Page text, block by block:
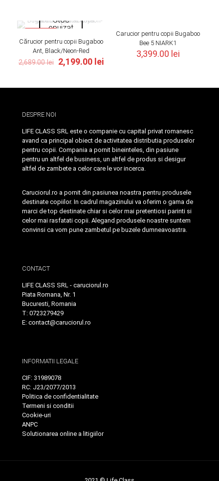
Stoc
epuizat
Cărucior pentru copii Bugaboo
Ant, Black/Neon-Red
2,689.00lei
Original
2,689.00 lei.
2,199.00 leiCurrent
2,199.00 lei.
Carucior pentru copii Bugaboo
Bee 5 NIARK1
3,399.00 lei
DESPRE NOI
LIFE CLASS SRL este o companie cu capital privat romanesc
avand ca principal obiect de activitatea distributia produselor
pentru copii. Compania a pornit bineinteles, din pasiune
pentru un altfel de business, un altfel de produs si desigur
altfel de zambete a celor care le vor incerca.
Caruciorul.ro a pornit din pasiunea noastra pentru produsele
destinate copiilor. In cadrul magazinului va oferim o gama de
marci de top destinate chiar si celor mai pretentiosi parinti si
celor mai rasfatati copii. Alegand produsele noastre suntem
convinsi ca vom pune zambetul pe buzele dumneavoastra.
CONTACT
LIFE CLASS SRL - caruciorul.ro
Piata Romana, Nr. 1
Bucuresti, Romania
T: 0723279429
E: contact@caruciorul.ro
INFORMATII LEGALE
CIF: 31989078
RC: J23/2077/2013
Politica de confidentialitate
Termeni si conditii
Cookie-uri
ANPC
Solutionarea online a litigiilor